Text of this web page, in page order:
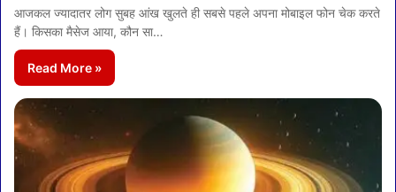
आजकल ज्यादातर लोग सुबह आंख खुलते ही सबसे पहले अपना मोबाइल फोन चेक करते
हैं। किसका मैसेज आया, कौन सा…
Read More »